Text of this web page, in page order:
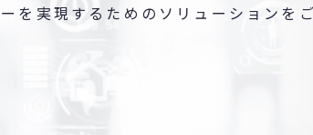
を実現するためのソリューションをご